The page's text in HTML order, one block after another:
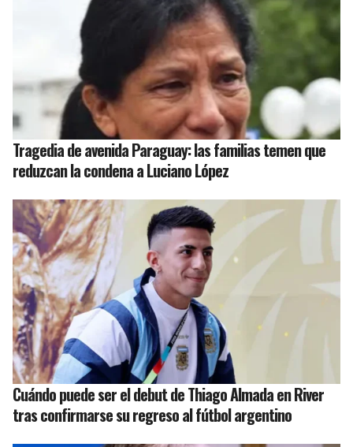
Tragedia de avenida Paraguay: las familias temen que
reduzcan la condena a Luciano López
Cuándo puede ser el debut de Thiago Almada en River
tras confirmarse su regreso al fútbol argentino